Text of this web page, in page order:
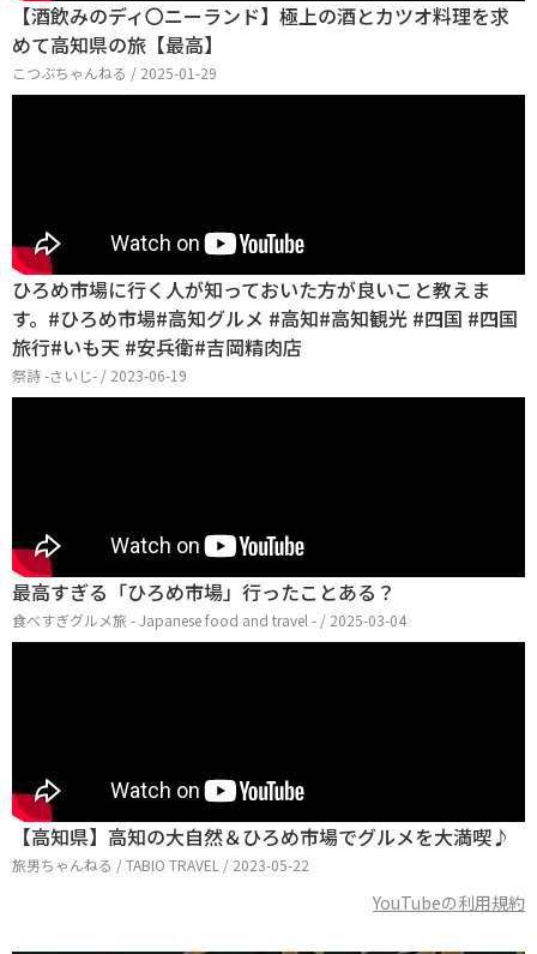
【酒飲みのディ〇ニーランド】極上の酒とカツオ料理を求
めて高知県の旅【最高】
こつぶちゃんねる / 2025-01-29
ひろめ市場に行く人が知っておいた方が良いこと教えま
す。#ひろめ市場#高知グルメ #高知#高知観光 #四国 #四国
旅行#いも天 #安兵衛#吉岡精肉店
祭詩 -さいじ- / 2023-06-19
最高すぎる「ひろめ市場」行ったことある？
食べすぎグルメ旅 - Japanese food and travel - / 2025-03-04
【高知県】高知の大自然＆ひろめ市場でグルメを大満喫♪
旅男ちゃんねる / TABIO TRAVEL / 2023-05-22
YouTubeの利用規約